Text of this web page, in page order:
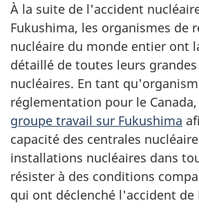
À la suite de l'accident
Fukushima, les organismes de
nucléaire du monde entier ont
détaillé de toutes leurs
nucléaires. En tant
réglementation pour le Canada,
groupe travail sur Fukushima
capacité des centrales
installations nucléaires dans
résister à des conditions
qui ont déclenché l'accident de